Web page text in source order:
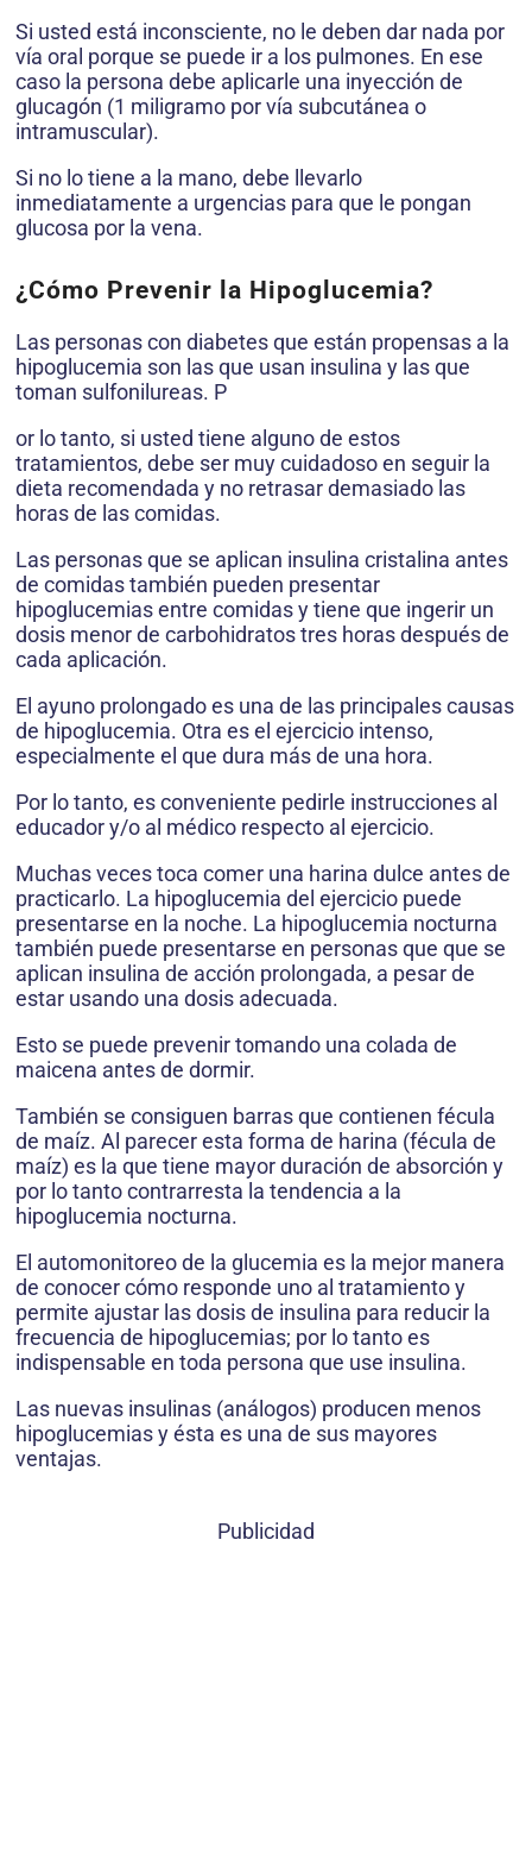
Si usted está inconsciente, no le deben dar nada por
vía oral porque se puede ir a los pulmones. En ese
caso la persona debe aplicarle una inyección de
glucagón (1 miligramo por vía subcutánea o
intramuscular).
Si no lo tiene a la mano, debe llevarlo
inmediatamente a urgencias para que le pongan
glucosa por la vena.
¿Cómo Prevenir la Hipoglucemia?
Las personas con diabetes que están propensas a la
hipoglucemia son las que usan insulina y las que
toman sulfonilureas. P
or lo tanto, si usted tiene alguno de estos
tratamientos, debe ser muy cuidadoso en seguir la
dieta recomendada y no retrasar demasiado las
horas de las comidas.
Las personas que se aplican insulina cristalina antes
de comidas también pueden presentar
hipoglucemias entre comidas y tiene que ingerir un
dosis menor de carbohidratos tres horas después de
cada aplicación.
El ayuno prolongado es una de las principales causas
de hipoglucemia. Otra es el ejercicio intenso,
especialmente el que dura más de una hora.
Por lo tanto, es conveniente pedirle instrucciones al
educador y/o al médico respecto al ejercicio.
Muchas veces toca comer una harina dulce antes de
practicarlo. La hipoglucemia del ejercicio puede
presentarse en la noche. La hipoglucemia nocturna
también puede presentarse en personas que que se
aplican insulina de acción prolongada, a pesar de
estar usando una dosis adecuada.
Esto se puede prevenir tomando una colada de
maicena antes de dormir.
También se consiguen barras que contienen fécula
de maíz. Al parecer esta forma de harina (fécula de
maíz) es la que tiene mayor duración de absorción y
por lo tanto contrarresta la tendencia a la
hipoglucemia nocturna.
El automonitoreo de la glucemia es la mejor manera
de conocer cómo responde uno al tratamiento y
permite ajustar las dosis de insulina para reducir la
frecuencia de hipoglucemias; por lo tanto es
indispensable en toda persona que use insulina.
Las nuevas insulinas (análogos) producen menos
hipoglucemias y ésta es una de sus mayores
ventajas.
Publicidad